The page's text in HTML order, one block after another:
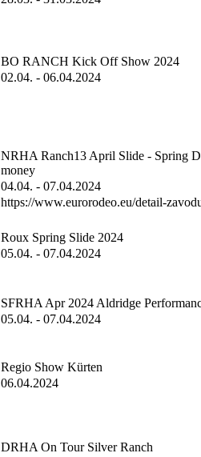
BO RANCH Kick Off Show 2024
02.04. - 06.04.2024
NRHA Ranch13 April Slide - Spring
money
04.04. - 07.04.2024
https://www.eurorodeo.eu/detail-
Roux Spring Slide 2024
05.04. - 07.04.2024
SFRHA Apr 2024 Aldridge
05.04. - 07.04.2024
Regio Show Kürten
06.04.2024
DRHA On Tour Silver Ranch